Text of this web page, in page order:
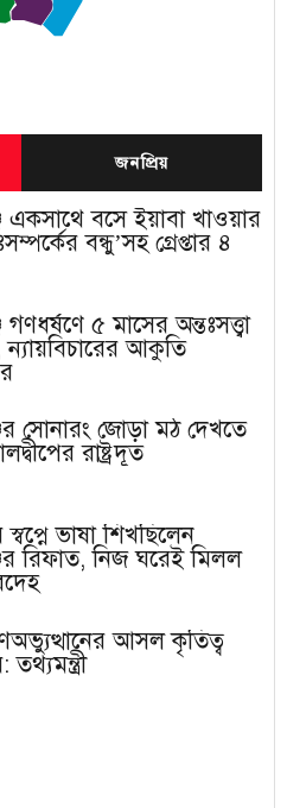
জনপ্রিয়
একসাথে বসে ইয়াবা খাওয়ার
বন্ধু’সহ গ্রেপ্তার ৪
গণধর্ষণে ৫ মাসের অন্তঃসত্ত্বা
আকুতি
সোনারং জোড়া মঠ দেখতে
রাষ্ট্রদূত
ভাষা শিখছিলেন
রিফাত, নিজ ঘরেই মিলল
আসল কৃতিত্ব